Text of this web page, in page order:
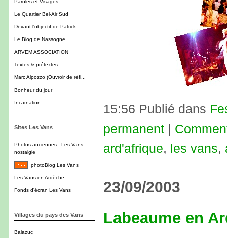
Paroles et Visages
Le Quartier Bel-Air Sud
Devant l'objectif de Patrick
Le Blog de Nassogne
ARVEM ASSOCIATION
Textes & prétextes
Marc Alpozzo (Ouvroir de réfl...
Bonheur du jour
Incarnation
Sites Les Vans
Photos anciennes - Les Vans
nostalgie
photoBlog Les Vans
Les Vans en Ardèche
Fonds d'écran Les Vans
Villages du pays des Vans
Balazuc
15:56 Publié dans
permanent |
ard'afrique, les vans,
23/09/2003
Labeaume en